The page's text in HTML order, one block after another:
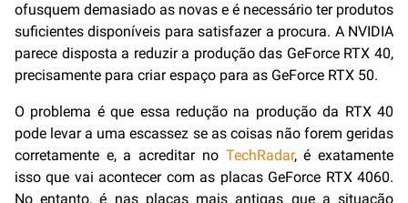
ofusquem demasiado as novas e é necessário ter produtos
suficientes disponíveis para satisfazer a procura. A NVIDIA
parece disposta a reduzir a produção das GeForce RTX 40,
precisamente para criar espaço para as GeForce RTX 50.
O problema é que essa redução na produção da RTX 40
pode levar a uma escassez se as coisas não forem geridas
corretamente e, a acreditar no TechRadar, é exatamente
isso que vai acontecer com as placas GeForce RTX 4060.
No entanto, é nas placas mais antigas que a situação